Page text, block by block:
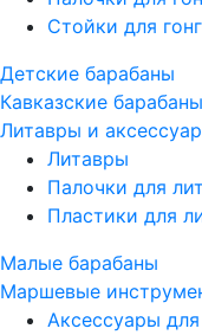
Стойки для
Детские барабаны
Кавказские барабаны
Литавры и
Литавры
Палочки для
Пластики для
Малые барабаны
Маршевые
Аксессуары